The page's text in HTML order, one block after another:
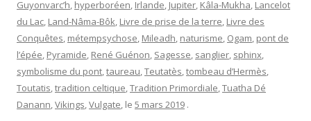
Guyonvarc’h, hyperboréen, Irlande, Jupiter, Kâla-Mukha, Lancelot
du Lac, Land-Nâma-Bôk, Livre de prise de la terre, Livre des
Conquêtes, métempsychose, Mileadh, naturisme, Ogam, pont de
l’épée, Pyramide, René Guénon, Sagesse, sanglier, sphinx,
symbolisme du pont,taureau,Teutatès,tombeau d’Hermès,
Toutatis,tradition celtique,Tradition Primordiale,Tuatha Dé
Danann,Vikings,Vulgate, le 5 mars 2019 .